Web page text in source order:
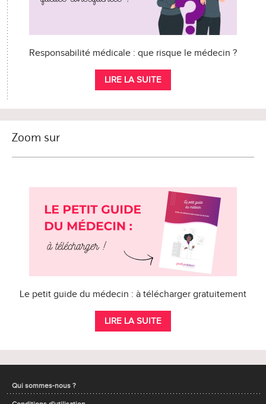
Responsabilité médicale : que risque le médecin ?
LIRE LA SUITE
Zoom sur
Le petit guide du médecin : à télécharger gratuitement
LIRE LA SUITE
Qui sommes-nous ?